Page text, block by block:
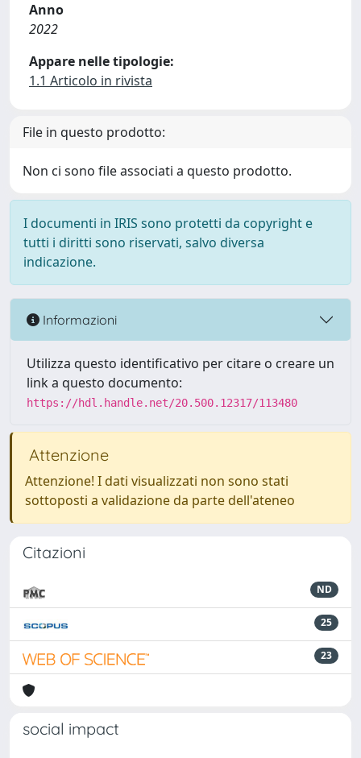
Anno
2022
Appare nelle tipologie:
1.1 Articolo in rivista
File in questo prodotto:
Non ci sono file associati a questo prodotto.
I documenti in IRIS sono protetti da copyright e
tutti i diritti sono riservati, salvo diversa
indicazione.
Informazioni
Utilizza questo identificativo per citare o creare un
link a questo documento:
https://hdl.handle.net/20.500.12317/113480
Attenzione
Attenzione! I dati visualizzati non sono stati
sottoposti a validazione da parte dell'ateneo
Citazioni
ND
25
23
social impact